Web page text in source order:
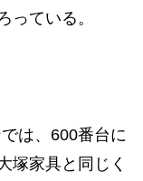
っている。
は、600番台に
塚家具と同じく